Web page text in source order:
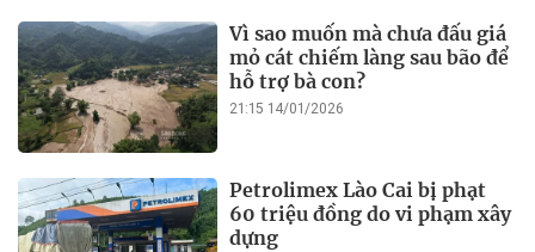
Vì sao muốn mà chưa đấu giá
mỏ cát chiếm làng sau bão để
hỗ trợ bà con?
21:15 14/01/2026
Petrolimex Lào Cai bị phạt
60 triệu đồng do vi phạm xây
dựng